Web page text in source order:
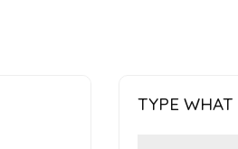
TYPE WHAT